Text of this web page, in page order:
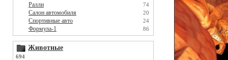
Ралли 74
Салон автомобиля 20
Спортивные авто 24
Формула-1 86
Животные
694